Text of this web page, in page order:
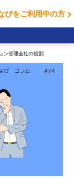
びをご利用中の方
ン管理会社の役割